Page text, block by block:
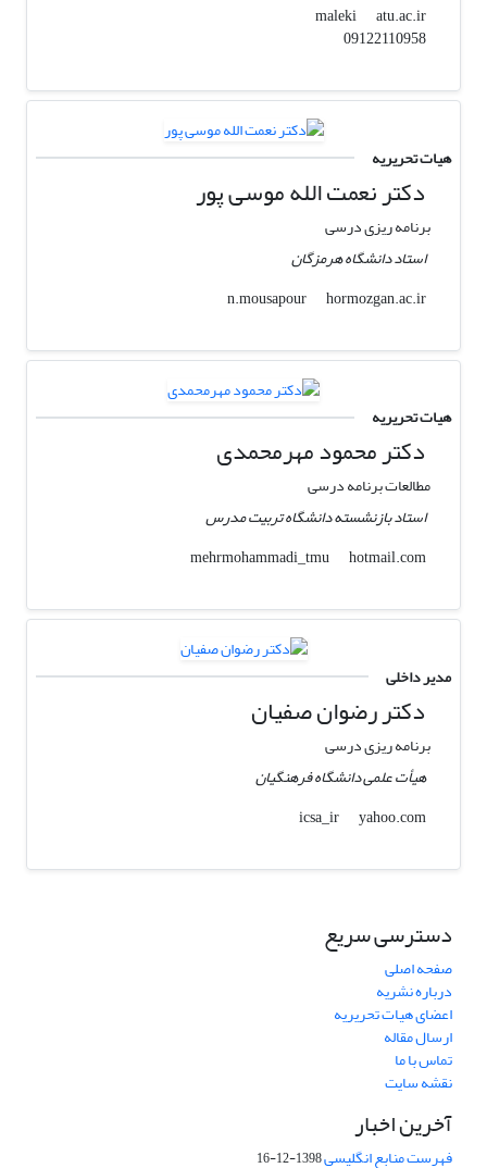
maleki
atu.ac.ir
09122110958
هیات تحریریه
دکتر نعمت الله موسی پور
برنامه ریزی درسی
استاد دانشگاه هرمزگان
n.mousapour
hormozgan.ac.ir
هیات تحریریه
دکتر محمود مهرمحمدی
مطالعات برنامه درسی
استاد بازنشسته دانشگاه تربیت مدرس
mehrmohammadi_tmu
hotmail.com
مدیر داخلی
دکتر رضوان صفیان
برنامه ریزی درسی
هیأت علمی دانشگاه فرهنگیان
icsa_ir
yahoo.com
دسترسی سریع
صفحه اصلی
درباره نشریه
اعضای هیات تحریریه
ارسال مقاله
تماس با ما
نقشه سایت
آخرین اخبار
فهرست منابع انگلیسی1398-12-16